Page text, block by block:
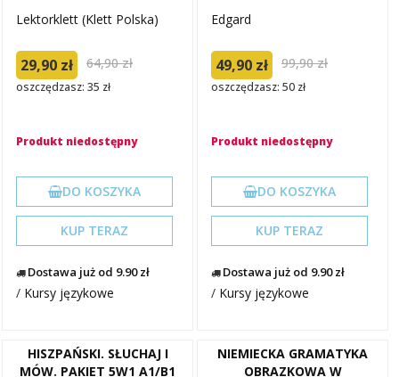
Lektorklett (Klett Polska)
29,90 zł 64,90 zł
oszczędzasz: 35 zł
Produkt niedostępny
DO KOSZYKA
KUP TERAZ
Dostawa już od 9.90 zł
/ Kursy językowe
Edgard
49,90 zł 99,90 zł
oszczędzasz: 50 zł
Produkt niedostępny
DO KOSZYKA
KUP TERAZ
Dostawa już od 9.90 zł
/ Kursy językowe
HISZPAŃSKI. SŁUCHAJ I
MÓW. PAKIET 5W1 A1/B1
NIEMIECKA GRAMATYKA
OBRAZKOWA W